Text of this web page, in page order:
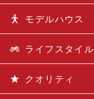
モデルハウス
ライフスタイル
クオリティ